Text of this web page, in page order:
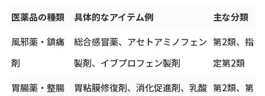
医薬品の種類 具体的なアイテム例
主な分類
風邪薬・鎮痛
剤
総合感冒薬、アセトアミノフェン
製剤、イブプロフェン製剤
第2類、指
定第2類
胃腸薬・整腸
胃粘膜修復剤、消化促進剤、乳酸 第2類、第